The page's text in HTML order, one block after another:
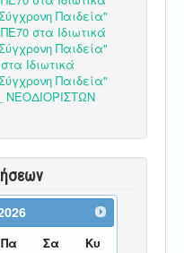
Παιδεία"
στα Ιδιωτικά
Παιδεία"
Ιδιωτικά
Παιδεία"
ΝΕΟΔΙΟΡΙΣΤΩΝ
Πα Σα Κυ